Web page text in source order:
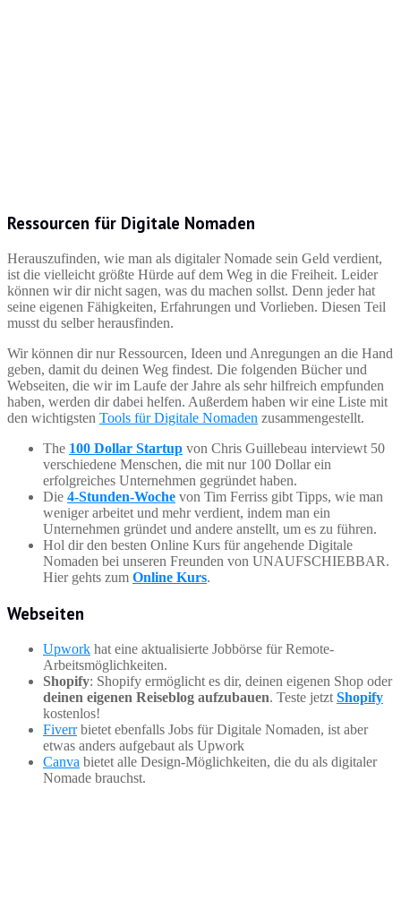
Ressourcen für Digitale Nomaden
Herauszufinden, wie man als digitaler Nomade sein Geld verdient,
ist die vielleicht größte Hürde auf dem Weg in die Freiheit. Leider
können wir dir nicht sagen, was du machen sollst. Denn jeder hat
seine eigenen Fähigkeiten, Erfahrungen und Vorlieben. Diesen Teil
musst du selber herausfinden.
Wir können dir nur Ressourcen, Ideen und Anregungen an die Hand
geben, damit du deinen Weg findest. Die folgenden Bücher und
Webseiten, die wir im Laufe der Jahre als sehr hilfreich empfunden
haben, werden dir dabei helfen. Außerdem haben wir eine Liste mit
den wichtigsten Tools für Digitale Nomaden zusammengestellt.
The 100 Dollar Startup von Chris Guillebeau interviewt 50
verschiedene Menschen, die mit nur 100 Dollar ein
erfolgreiches Unternehmen gegründet haben.
Die 4-Stunden-Woche von Tim Ferriss gibt Tipps, wie man
weniger arbeitet und mehr verdient, indem man ein
Unternehmen gründet und andere anstellt, um es zu führen.
Hol dir den besten Online Kurs für angehende Digitale
Nomaden bei unseren Freunden von UNAUFSCHIEBBAR.
Hier gehts zum Online Kurs.
Webseiten
Upwork hat eine aktualisierte Jobbörse für Remote-
Arbeitsmöglichkeiten.
Shopify: Shopify ermöglicht es dir, deinen eigenen Shop oder
deinen eigenen Reiseblog aufzubauen. Teste jetzt Shopify
kostenlos!
Fiverrbietet ebenfalls Jobs für Digitale Nomaden, ist aber
etwas anders aufgebaut als Upwork
Canva bietet alle Design-Möglichkeiten, die du als digitaler
Nomade brauchst.